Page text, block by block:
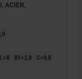
ACIER,
B1=2,8
C=0,8